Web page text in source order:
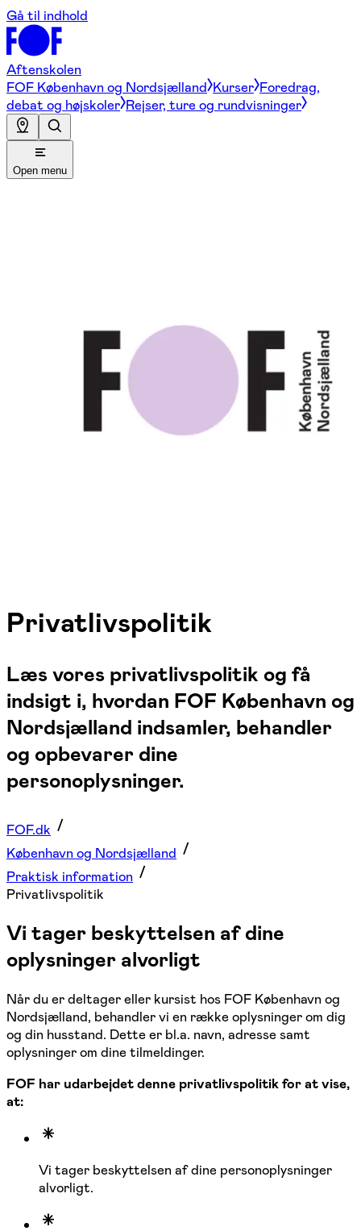
Gå til indhold
Aftenskolen
FOF København og Nordsjælland Kurser Foredrag,
debat og højskoler Rejser, ture og rundvisninger
Open menu
Privatlivspolitik
Læs vores privatlivspolitik og få
indsigt i, hvordan FOF København og
Nordsjælland indsamler, behandler
og opbevarer dine
personoplysninger.
FOF.dk
København og Nordsjælland
Praktisk information
Privatlivspolitik
Vi tager beskyttelsen af dine
oplysninger alvorligt
Når du er deltager eller kursist hos FOF København og
Nordsjælland, behandler vi en række oplysninger om dig
og din husstand. Dette er bl.a. navn, adresse samt
oplysninger om dine tilmeldinger.
FOF har udarbejdet denne privatlivspolitik for at vise,
at:
Vi tager beskyttelsen af dine personoplysninger
alvorligt.